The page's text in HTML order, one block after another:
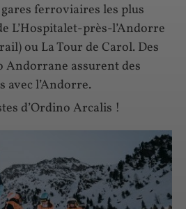
ferroviaires les plus
L’Hospitalet-près-l’Andorre
ou La Tour de Carol. Des
Andorrane assurent des
avec l’Andorre.
d’Ordino Arcalis !